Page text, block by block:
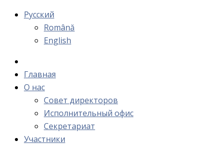
Русский
Română
English
Главная
О нас
Cовет директоров
Исполнительный офис
Cекретариат
Участники